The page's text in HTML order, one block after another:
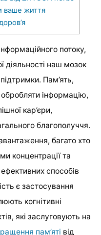
ваше життя
потоку,
діяльності наш мозок
Пам’ять,
обробляти інформацію,
кар’єри,
благополуччя.
багато хто
концентрації та
способів
є застосування
когнітивні
які заслуговують на
пам’яті від